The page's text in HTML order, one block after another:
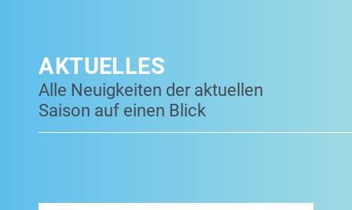
AKTUELLES
Alle Neuigkeiten der aktuellen
Saison auf einen Blick